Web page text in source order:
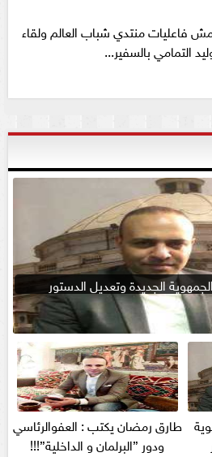
فاعليات منتدي شباب العالم ولقاء
التمامي بالسفير...
الجديدة وتعديل الدستور
طارق رمضان يكتب : العفوالرئاسي
ودور ”البرلمان و الداخلية”!!!